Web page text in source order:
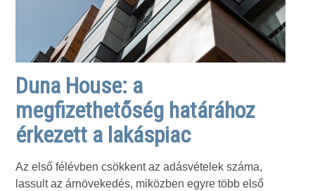
Duna House: a
megfizethetőség határához
érkezett a lakáspiac
Az első félévben csökkent az adásvételek száma,
lassult az árnövekedés, miközben egyre több első